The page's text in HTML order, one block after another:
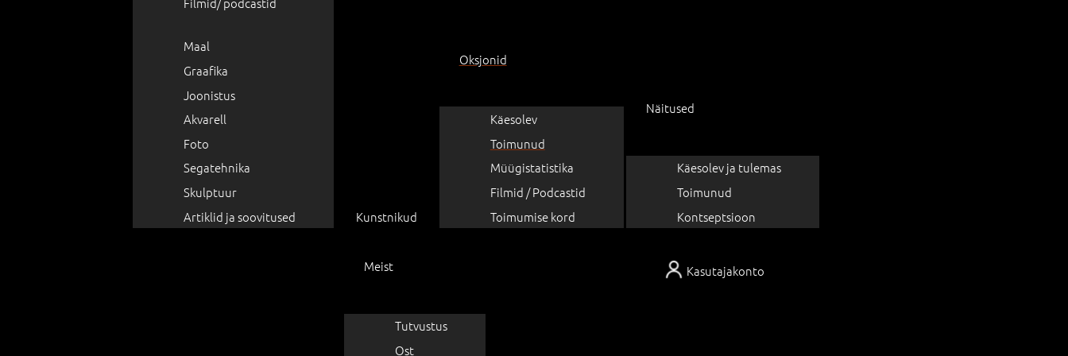
Kasutajakonto
Maal
Graafika
Joonistus
Akvarell
Foto
Segatehnika
Skulptuur
Artiklid ja soovitused
Kunstnikud
Oksjonid
Käesolev
Toimunud
Müügistatistika
Filmid / Podcastid
Toimumise kord
Näitused
Käesolev ja tulemas
Toimunud
Kontseptsioon
Meist
Tutvustus
Ost